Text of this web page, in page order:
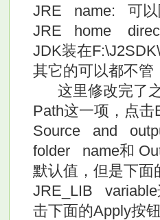
JRE name: 可以
JRE home
JDK装在
其它的可以都不
这里修改完了之
Path这一项，点
Source and
folder name和
默认值，但是下
JRE_LIB variable
击下面的Apply按